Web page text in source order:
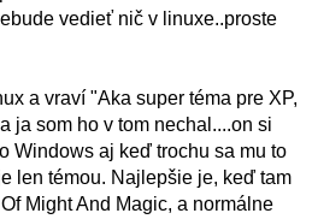
vedieť nič v linuxe..proste
a vraví "Aka super téma pre XP,
ja som ho v tom nechal....on si
Windows aj keď trochu sa mu to
len témou. Najlepšie je, keď tam
Might And Magic, a normálne